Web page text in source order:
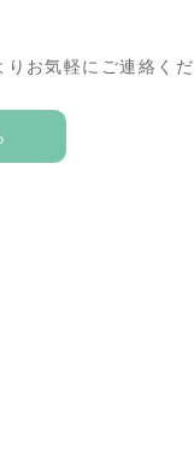
お気軽にご連絡くだ